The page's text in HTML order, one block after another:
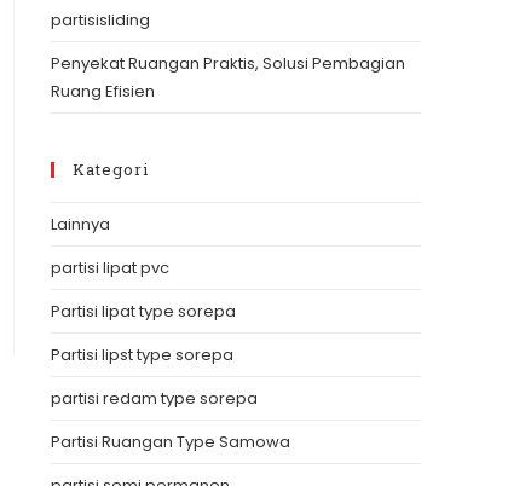
partisisliding
Penyekat Ruangan Praktis, Solusi Pembagian
Ruang Efisien
Kategori
Lainnya
partisi lipat pvc
Partisi lipat type sorepa
Partisi lipst type sorepa
partisi redam type sorepa
Partisi Ruangan Type Samowa